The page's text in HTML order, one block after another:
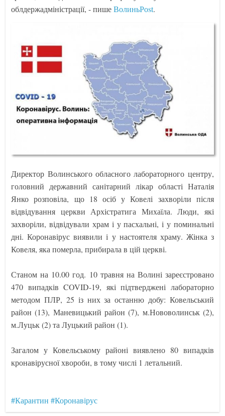
облдержадміністрації, - пишеВолиньРоst.
Директор Волинського обласного лабораторного центру,
головний державний санітарний лікар області Наталія
Янко розповіла, що 18 осіб у Ковелі захворіли після
відвідування церкви Архістратига Михаїла. Люди, які
захворіли, відвідували храм і у пасхальні, і у поминальні
дні. Коронавірус виявили і у настоятеля храму. Жінка з
Ковеля, яка померла, прибирала в цій церкві.
Станом на 10.00 год. 10 травня на Волині зареєстровано
470 випадків COVID-19, які підтверджені лабораторно
методом ПЛР, 25 із них за останню добу: Ковельський
район (13), Маневицький район (7), м.Нововолинськ (2),
м.Луцьк (2) та Луцький район (1).
Загалом у Ковельському районі виявлено 80 випадків
кронавірусної хвороби, в тому числі 1 летальний.
#Карантин #Коронавірус